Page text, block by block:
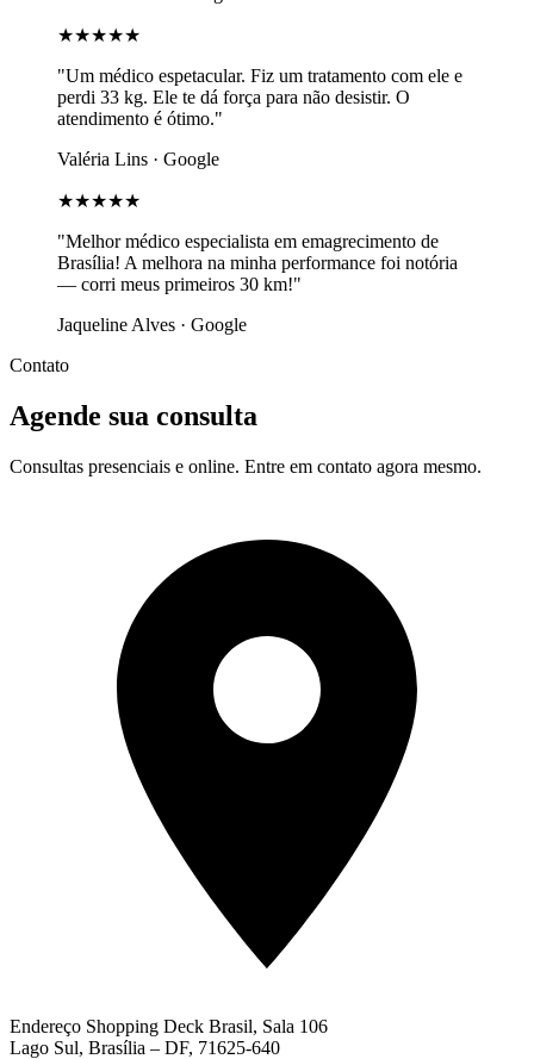
★★★★★
"Um médico espetacular. Fiz um tratamento com ele e
perdi 33 kg. Ele te dá força para não desistir. O
atendimento é ótimo."
Valéria Lins · Google
★★★★★
"Melhor médico especialista em emagrecimento de
Brasília! A melhora na minha performance foi notória
— corri meus primeiros 30 km!"
Jaqueline Alves · Google
Contato
Agende sua consulta
Consultas presenciais e online. Entre em contato agora mesmo.
Endereço Shopping Deck Brasil, Sala 106
Lago Sul, Brasília – DF, 71625-640